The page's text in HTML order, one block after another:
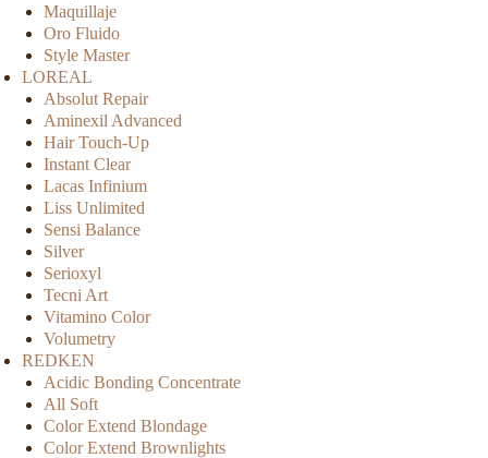
Maquillaje
Oro Fluido
Style Master
LOREAL
Absolut Repair
Aminexil Advanced
Hair Touch-Up
Instant Clear
Lacas Infinium
Liss Unlimited
Sensi Balance
Silver
Serioxyl
Tecni Art
Vitamino Color
Volumetry
REDKEN
Acidic Bonding Concentrate
All Soft
Color Extend Blondage
Color Extend Brownlights